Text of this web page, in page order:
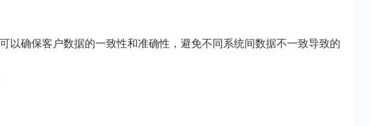
以确保客户数据的一致性和准确性，避免不同系统间数据不一致导致的